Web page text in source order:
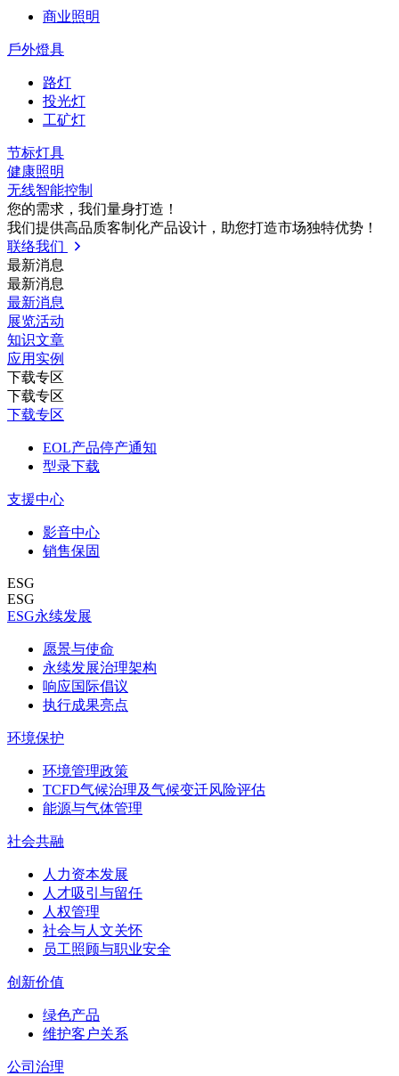
商业照明
戶外燈具
路灯
投光灯
工矿灯
节标灯具
健康照明
无线智能控制
您的需求，我们量⾝打造！
我们提供⾼品质客制化产品设计，助您打造市场独特优势！
联络我们
最新消息
最新消息
最新消息
展览活动
知识⽂章
应⽤实例
下载专区
下载专区
下载专区
EOL产品停产通知
型录下载
支援中心
影音中心
销售保固
ESG
ESG
ESG永续发展
愿景与使命
永续发展治理架构
响应国际倡议
执行成果亮点
环境保护
环境管理政策
TCFD气候治理及气候变迁风险评估
能源与气体管理
社会共融
人力资本发展
人才吸引与留任
人权管理
社会与人文关怀
员工照顾与职业安全
创新价值
绿色产品
维护客户关系
公司治理